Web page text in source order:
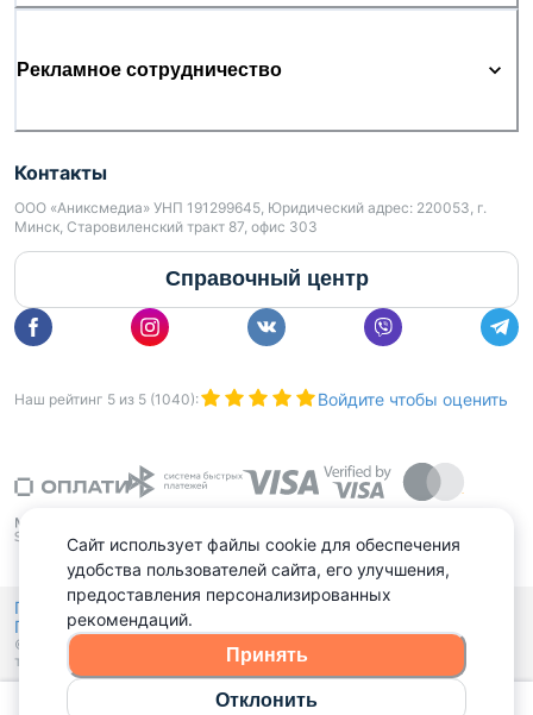
Рекламное сотрудничество
Контакты
ООО «Аниксмедиа» УНП 191299645, Юридический адрес: 220053, г.
Минск, Старовиленский тракт 87, офис 303
Справочный центр
Наш рейтинг 5 из 5 (1040): Войдите чтобы оценить
Политика конфиденциальности,
Политика обработки файлов куки
© 2015 - 2026, Domovita.by. Копирование материалов допускается
только при наличии активной ссылки.
Сайт использует файлы cookie для обеспечения
удобства пользователей сайта, его улучшения,
предоставления персонализированных
рекомендаций.
Принять
Отклонить